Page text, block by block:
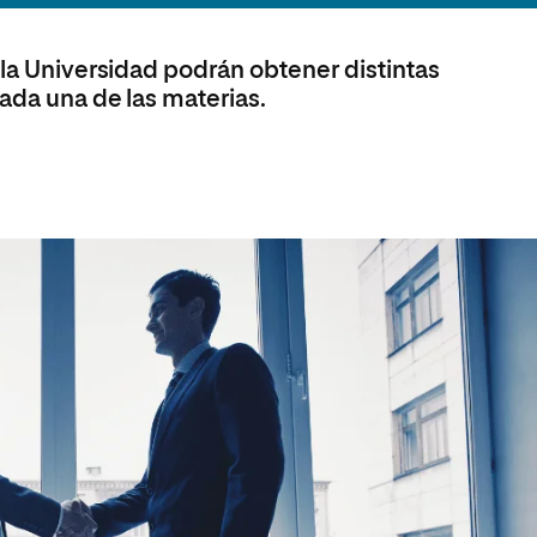
Universidad podrán obtener distintas
una de las materias.